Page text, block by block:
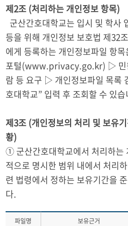
제2조 (처리하는 개인정보 항목)
군산간호대학교는 입시 및 학사
등을 위해 개인정보 보호법 제32
에게 등록하는 개인정보파일 항
포털(www.privacy.go.kr) ▷ 민
람 등 요구 ▷ 개인정보파일 목록
호대학교” 입력 후 조회할 수 있
제3조 (개인정보의 처리 및 보유
황)
① 군산간호대학교에서 처리하는
적으로 명시한 범위 내에서 처리
련 법령에서 정하는 보유기간을
다.
파일명 보유근거